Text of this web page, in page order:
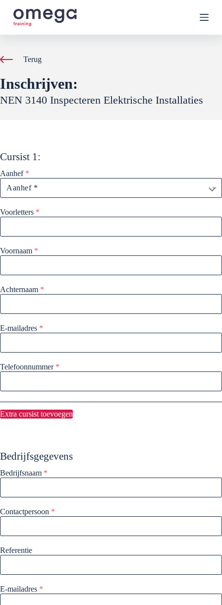
G
a
d
i
n
h
Terug
Inschrijven:
NEN 3140 Inspecteren Elektrische Installaties
Cursist 1:
Aanhef *
Voorletters *
Voornaam *
Achternaam *
E-mailadres *
Telefoonnummer *
Extra cursist toevoegen
Bedrijfsgegevens
Bedrijfsnaam *
Contactpersoon *
Referentie
E-mailadres *